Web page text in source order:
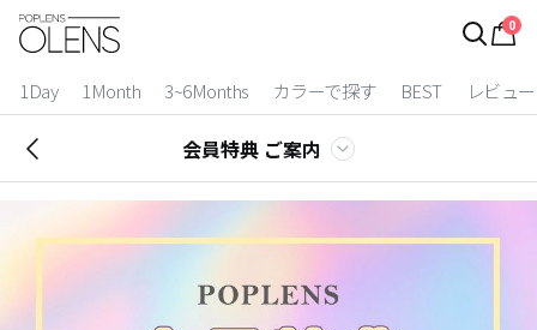
0
1Day 1Month 3~6Months カラーで探す BEST レビュー
ログイン
カラコン比較
今月限定特典
ベスト
会員特典 ご案内